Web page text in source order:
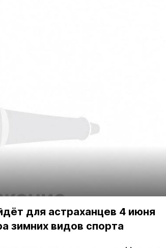
для астраханцев 4 июня
зимних видов спорта